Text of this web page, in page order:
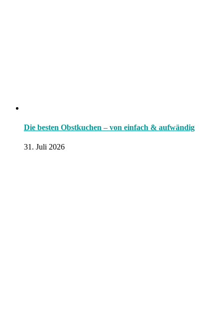
Die besten Obstkuchen – von einfach & aufwändig
31. Juli 2026